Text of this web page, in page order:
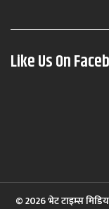
Like Us On
© 2026 भेट टाइम्स